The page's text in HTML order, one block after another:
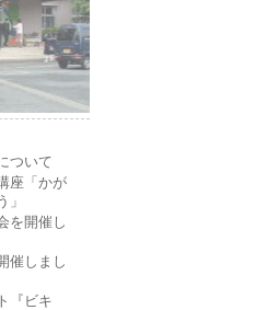
ついて
座「かが
」
を開催し
催しまし
『ビキ